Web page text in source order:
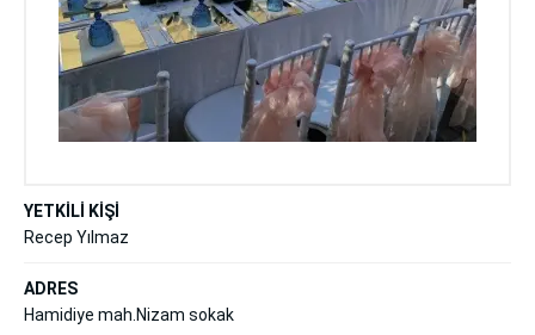
YETKİLİ KİŞİ
Recep Yılmaz
ADRES
Hamidiye mah.Nizam sokak